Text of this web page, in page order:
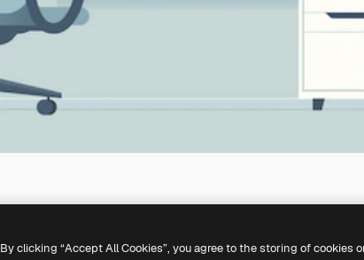
By clicking “Accept All Cookies”, you agree to the storing of cookies